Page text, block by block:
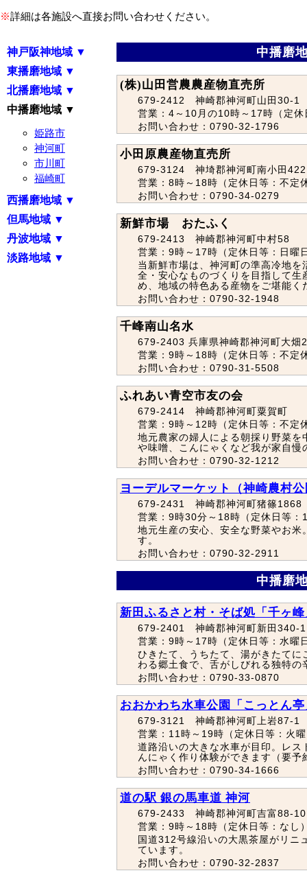
※詳細は各施設へ直接お問い合わせください。
神戸阪神地域 ▼
東播磨地域 ▼
北播磨地域 ▼
中播磨地域 ▼
姫路市
神河町
市川町
福崎町
西播磨地域 ▼
但馬地域 ▼
丹波地域 ▼
淡路地域 ▼
中播磨
(株)山田営農農産物直売所
679-2412 神崎郡神河町山田30-1
営業：4～10月の10時～17時（定休
お問い合わせ：0790-32-1796
小田原農産物直売所
679-3124 神埼郡神河町南小田422
営業：8時～18時（定休日等：不定
お問い合わせ：0790-34-0279
新鮮市場 おたふく
679-2413 神崎郡神河町中村58
営業：9時～17時（定休日等：日曜
当新鮮市場は、神河町の準高冷地
全・安心なものづくりを目指して
め、地域の特色ある産物をご堪能く
お問い合わせ：0790-32-1948
千峰南山名水
679-2403 兵庫県神崎郡神河町大畑
営業：9時～18時（定休日等：不定
お問い合わせ：0790-31-5508
ふれあい青空市友の会
679-2414 神崎郡神河町粟賀町
営業：9時～12時（定休日等：不定
地元農家の婦人による朝採り野菜
や味噌、こんにゃくなど我が家自慢
お問い合わせ：0790-32-1212
ヨーデルマーケット（神崎農村
679-2431 神崎郡神河町猪篠1868
営業：9時30分～18時（定休日等：
地元生産の安心、安全な野菜やお
す。
お問い合わせ：0790-32-2911
中播磨
新田ふるさと村・そば処「千ヶ
679-2401 神崎郡神河町新田340-1
営業：9時～17時（定休日等：水曜
ひきたて、うちたて、湯がきたて
わる郷土食で、舌がしびれる独特
お問い合わせ：0790-33-0870
おおかわち水車公園「こっとん
679-3121 神崎郡神河町上岩87-1
営業：11時～19時（定休日等：火
道路沿いの大きな水車が目印。レ
んにゃく作り体験ができます（要予
お問い合わせ：0790-34-1666
道の駅 銀の馬車道 神河
679-2433 神崎郡神河町吉富88-10
営業：9時～18時（定休日等：なし
国道312号線沿いの大黒茶屋がリニ
ています。
お問い合わせ：0790-32-2837